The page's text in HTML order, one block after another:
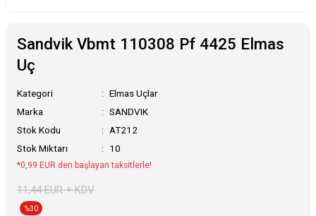
Sandvik Vbmt 110308 Pf 4425 Elmas
Uç
Kategori
Elmas Uçlar
Marka
SANDVIK
Stok Kodu
AT212
Stok Miktarı
10
*0,99 EUR den başlayan taksitlerle!
11,44 EUR + KDV
%30